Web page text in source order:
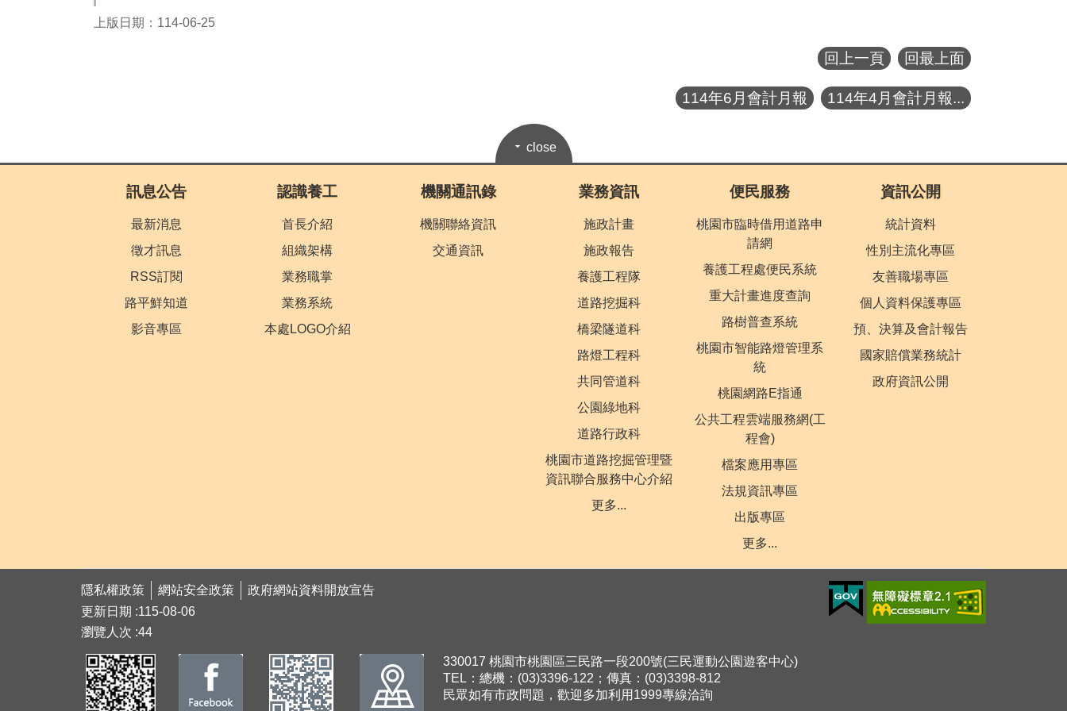
上版日期：114-06-25
回上一頁 回最上面
114年6月會計月報 114年4月會計月報...
close
訊息公告
最新消息
徵才訊息
RSS訂閱
路平鮮知道
影音專區
認識養工
首長介紹
組織架構
業務職掌
業務系統
本處LOGO介紹
機關通訊錄
機關聯絡資訊
交通資訊
業務資訊
施政計畫
施政報告
養護工程隊
道路挖掘科
橋梁隧道科
路燈工程科
共同管道科
公園綠地科
道路行政科
桃園市道路挖掘管理暨
資訊聯合服務中心介紹
更多...
便民服務
桃園市臨時借用道路申
請網
養護工程處便民系統
重大計畫進度查詢
路樹普查系統
桃園市智能路燈管理系
統
桃園網路E指通
公共工程雲端服務網(工
程會)
檔案應用專區
法規資訊專區
出版專區
更多...
資訊公開
統計資料
性別主流化專區
友善職場專區
個人資料保護專區
預、決算及會計報告
國家賠償業務統計
政府資訊公開
隱私權政策 網站安全政策
政府網站資料開放宣告
更新日期
115-08-06
瀏覽人次 44
330017 桃園市桃園區三民路一段200號(三民運動公園遊客中心)
TEL：總機：(03)3396-122；傳真：(03)3398-812
民眾如有市政問題，歡迎多加利用1999專線洽詢